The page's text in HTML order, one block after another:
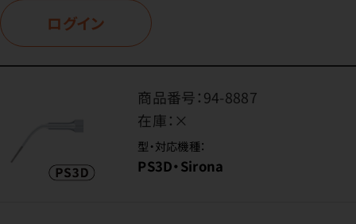
ログイン
商品番号：94-8887
在庫： ×
型・対応機種：
PS3D・Sirona